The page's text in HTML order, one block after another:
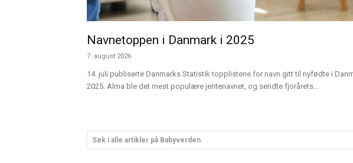
Navnetoppen i Danmark i 2025
7. august 2026
14. juli publiserte Danmarks Statistik topplistene for navn gitt til nyfødte i
2025. Alma ble det mest populære jentenavnet, og sendte fjorårets...
Søk i alle artikler på Babyverden